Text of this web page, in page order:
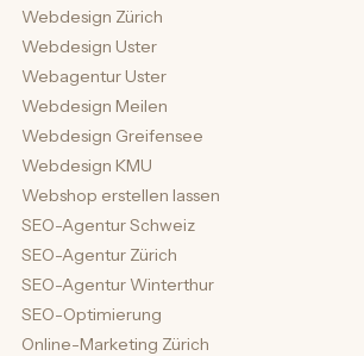
Webdesign Zürich
Webdesign Uster
Webagentur Uster
Webdesign Meilen
Webdesign Greifensee
Webdesign KMU
Webshop erstellen lassen
SEO-Agentur Schweiz
SEO-Agentur Zürich
SEO-Agentur Winterthur
SEO-Optimierung
Online-Marketing Zürich